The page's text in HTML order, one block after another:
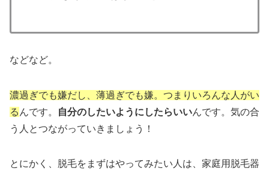
などなど。
濃過ぎでも嫌だし、薄過ぎでも嫌。つまりいろんな人がい
る んです。 自分のしたいようにしたらいいんです。気の合
う人とつながっていきましょう！
とにかく、脱毛をまずはやってみたい人は、家庭用脱毛器